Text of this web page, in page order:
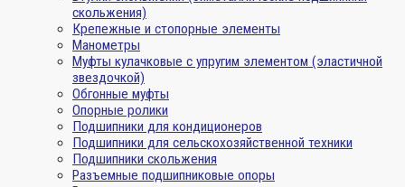
скольжения)
Крепежные и стопорные элементы
Манометры
Муфты кулачковые с упругим элементом (эластичной
звездочкой)
Обгонные муфты
Опорные ролики
Подшипники для кондиционеров
Подшипники для сельскохозяйственной техники
Подшипники скольжения
Разъемные подшипниковые опоры